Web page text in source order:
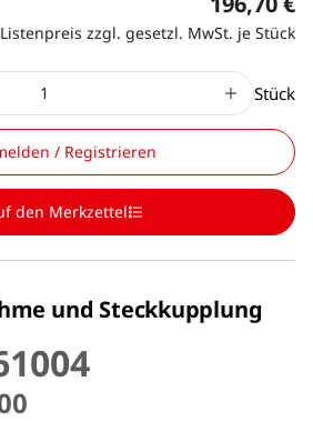
Listenpreis zzgl. gesetzl. MwSt. je Stück
Stück
/ Registrieren
den Merkzettel
und Steckkupplung